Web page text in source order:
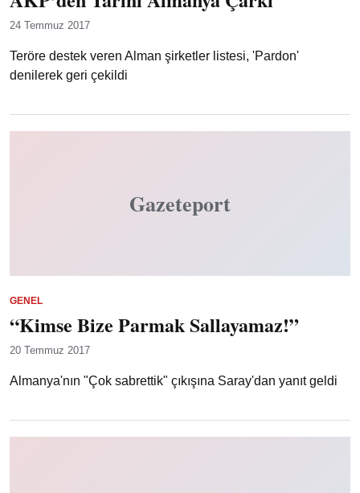
24 Temmuz 2017
Teröre destek veren Alman şirketler listesi, 'Pardon'
denilerek geri çekildi
Gazeteport
GENEL
“Kimse Bize Parmak Sallayamaz!”
20 Temmuz 2017
Almanya'nın "Çok sabrettik" çıkışına Saray'dan yanıt geldi